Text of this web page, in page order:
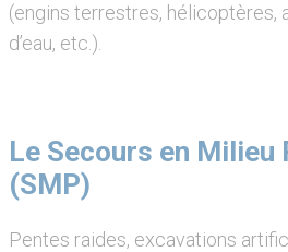
(engins terrestres, hélicoptères,
d’eau, etc.).
Le Secours en Milieu
(SMP)
Pentes raides, excavations